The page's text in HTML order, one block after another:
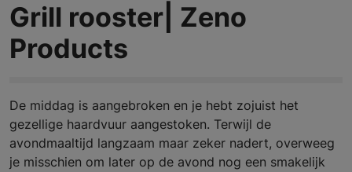
Grill rooster| Zeno
Products
De middag is aangebroken en je hebt zojuist het
gezellige haardvuur aangestoken. Terwijl de
avondmaaltijd langzaam maar zeker nadert, overweeg
je misschien om later op de avond nog een smakelijk